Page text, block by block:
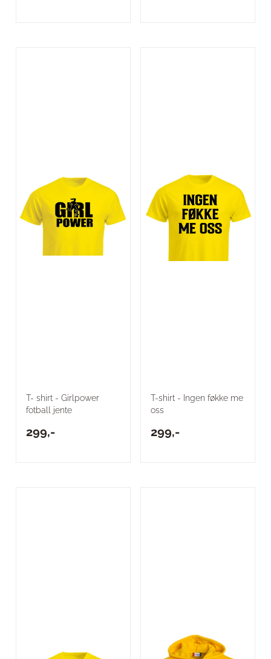
T- shirt - Girlpower
fotball jente
299,-
T-shirt - Ingen føkke me
oss
299,-